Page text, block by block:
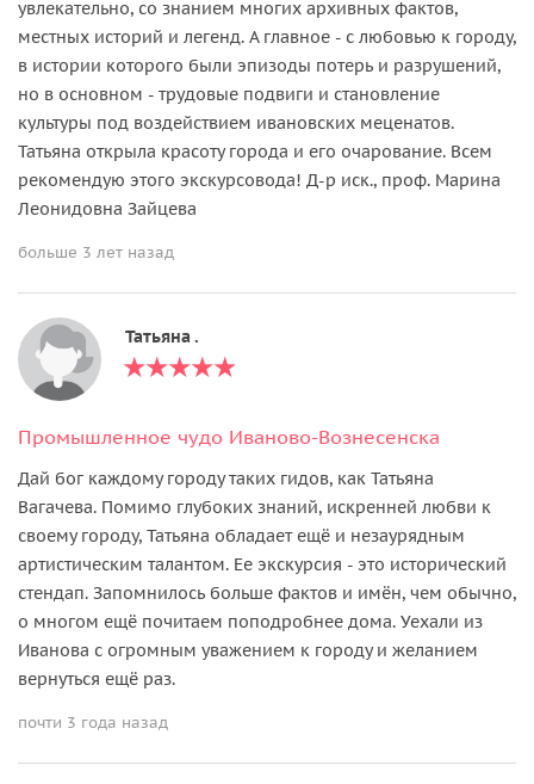
увлекательно, со знанием многих архивных фактов,
местных историй и легенд. А главное - с любовью к городу,
в истории которого были эпизоды потерь и разрушений,
но в основном - трудовые подвиги и становление
культуры под воздействием ивановских меценатов.
Татьяна открыла красоту города и его очарование. Всем
рекомендую этого экскурсовода! Д-р иск., проф. Марина
Леонидовна Зайцева
больше 3 лет назад
Татьяна .
Промышленное чудо Иваново-Вознесенска
Дай бог каждому городу таких гидов, как Татьяна
Вагачева. Помимо глубоких знаний, искренней любви к
своему городу, Татьяна обладает ещё и незаурядным
артистическим талантом. Ее экскурсия - это исторический
стендап. Запомнилось больше фактов и имён, чем обычно,
о многом ещё почитаем поподробнее дома. Уехали из
Иванова с огромным уважением к городу и желанием
вернуться ещё раз.
почти 3 года назад